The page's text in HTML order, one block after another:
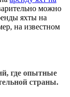
можно
яхты на
на известном
где опытные
страны.